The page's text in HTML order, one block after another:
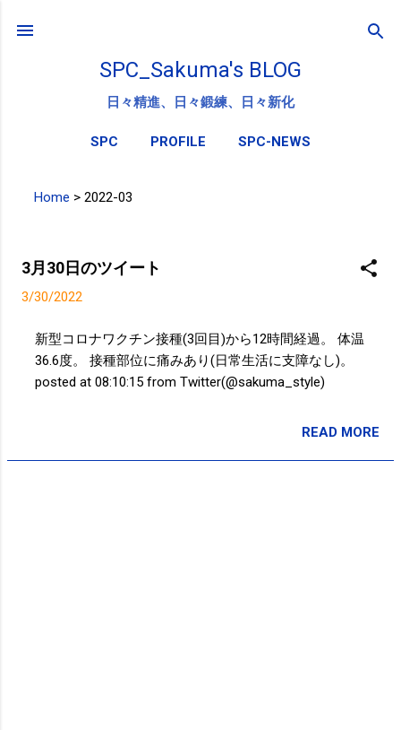
SPC_Sakuma's BLOG
日々精進、日々鍛練、日々新化
SPC PROFILE SPC-NEWS
Home > 2022-03
3月30日のツイート
3/30/2022
新型コロナワクチン接種(3回目)から12時間経過。 体温
36.6度。 接種部位に痛みあり(日常生活に支障なし)。
posted at 08:10:15 from Twitter(@sakuma_style)
READ MORE